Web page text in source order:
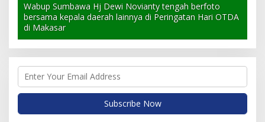
Wabup Sumbawa Hj Dewi Novianty tengah berfoto
bersama kepala daerah lainnya di Peringatan Hari OTDA
di Makasar